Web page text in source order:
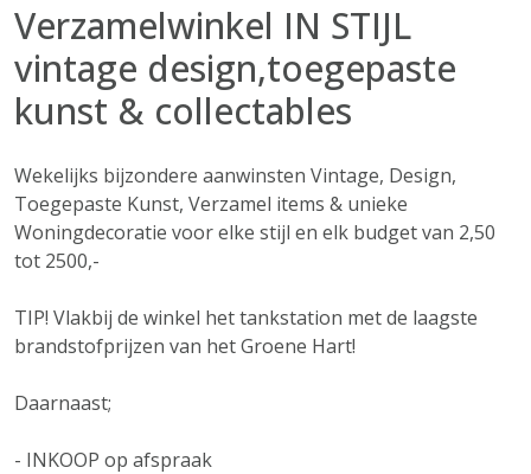
Verzamelwinkel IN STIJL
vintage design,toegepaste
kunst & collectables
Wekelijks bijzondere aanwinsten Vintage, Design,
Toegepaste Kunst, Verzamel items & unieke
Woningdecoratie voor elke stijl en elk budget van 2,50
tot 2500,-
TIP! Vlakbij de winkel het tankstation met de laagste
brandstofprijzen van het Groene Hart!
Daarnaast;
- INKOOP op afspraak